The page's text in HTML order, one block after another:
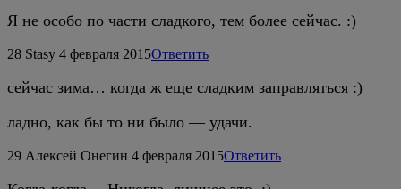
Я не особо по части сладкого, тем более сейчас. :)
28 Stasy 4 февраля 2015Ответить
сейчас зима… когда ж еще сладким заправляться :)
ладно, как бы то ни было — удачи.
29 Алексей Онегин 4 февраля 2015Ответить